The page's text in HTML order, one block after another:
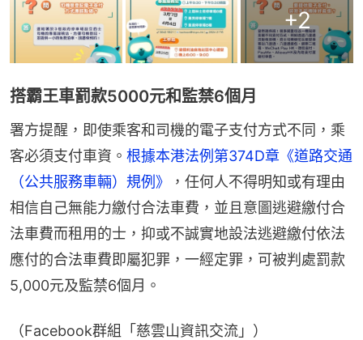
+2
搭霸王車罰款5000元和監禁6個月
署方提醒，即使乘客和司機的電子支付方式不同，乘
客必須支付車資。 根據本港法例第374D章《道路交通
（公共服務車輛）規例》
，任何人不得明知或有理由
相信自己無能力繳付合法車費，並且意圖逃避繳付合
法車費而租用的士，抑或不誠實地設法逃避繳付依法
應付的合法車費即屬犯罪，一經定罪，可被判處罰款
5,000元及監禁6個月。
（Facebook群組「慈雲山資訊交流」）